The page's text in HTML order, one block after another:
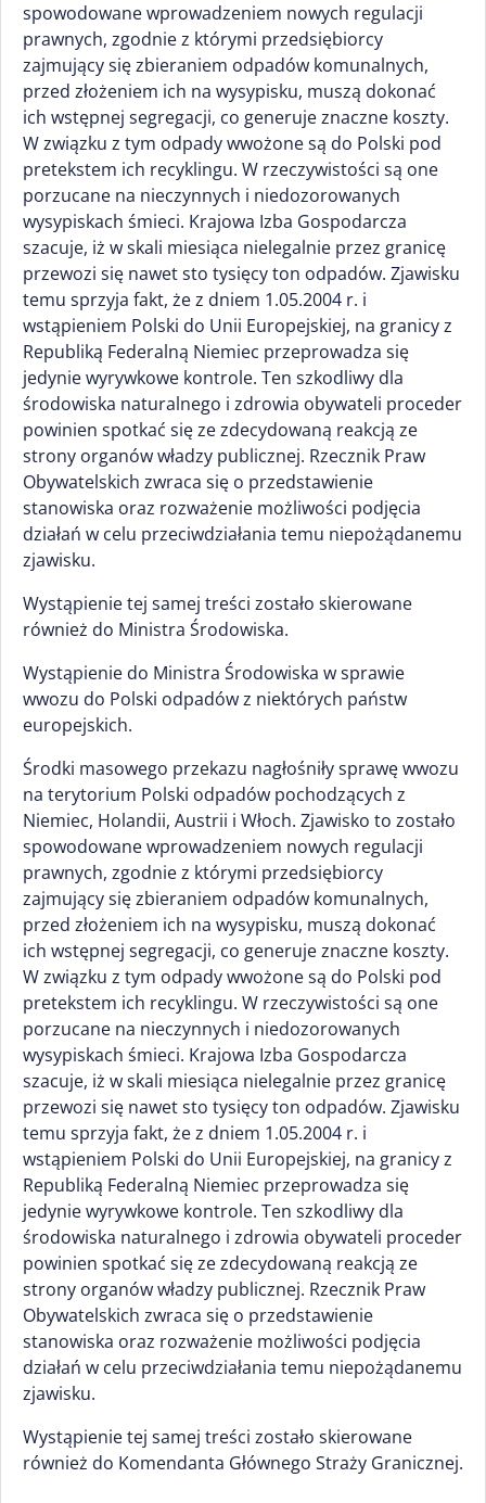
spowodowane wprowadzeniem nowych regulacji
prawnych, zgodnie z którymi przedsiębiorcy
zajmujący się zbieraniem odpadów komunalnych,
przed złożeniem ich na wysypisku, muszą dokonać
ich wstępnej segregacji, co generuje znaczne koszty.
W związku z tym odpady wwożone są do Polski pod
pretekstem ich recyklingu. W rzeczywistości są one
porzucane na nieczynnych i niedozorowanych
wysypiskach śmieci. Krajowa Izba Gospodarcza
szacuje, iż w skali miesiąca nielegalnie przez granicę
przewozi się nawet sto tysięcy ton odpadów. Zjawisku
temu sprzyja fakt, że z dniem 1.05.2004 r. i
wstąpieniem Polski do Unii Europejskiej, na granicy z
Republiką Federalną Niemiec przeprowadza się
jedynie wyrywkowe kontrole. Ten szkodliwy dla
środowiska naturalnego i zdrowia obywateli proceder
powinien spotkać się ze zdecydowaną reakcją ze
strony organów władzy publicznej. Rzecznik Praw
Obywatelskich zwraca się o przedstawienie
stanowiska oraz rozważenie możliwości podjęcia
działań w celu przeciwdziałania temu niepożądanemu
zjawisku.
Wystąpienie tej samej treści zostało skierowane
również do Ministra Środowiska.
Wystąpienie do Ministra Środowiska w sprawie
wwozu do Polski odpadów z niektórych państw
europejskich.
Środki masowego przekazu nagłośniły sprawę wwozu
na terytorium Polski odpadów pochodzących z
Niemiec, Holandii, Austrii i Włoch. Zjawisko to zostało
spowodowane wprowadzeniem nowych regulacji
prawnych, zgodnie z którymi przedsiębiorcy
zajmujący się zbieraniem odpadów komunalnych,
przed złożeniem ich na wysypisku, muszą dokonać
ich wstępnej segregacji, co generuje znaczne koszty.
W związku z tym odpady wwożone są do Polski pod
pretekstem ich recyklingu. W rzeczywistości są one
porzucane na nieczynnych i niedozorowanych
wysypiskach śmieci. Krajowa Izba Gospodarcza
szacuje, iż w skali miesiąca nielegalnie przez granicę
przewozi się nawet sto tysięcy ton odpadów. Zjawisku
temu sprzyja fakt, że z dniem 1.05.2004 r. i
wstąpieniem Polski do Unii Europejskiej, na granicy z
Republiką Federalną Niemiec przeprowadza się
jedynie wyrywkowe kontrole. Ten szkodliwy dla
środowiska naturalnego i zdrowia obywateli proceder
powinien spotkać się ze zdecydowaną reakcją ze
strony organów władzy publicznej. Rzecznik Praw
Obywatelskich zwraca się o przedstawienie
stanowiska oraz rozważenie możliwości podjęcia
działań w celu przeciwdziałania temu niepożądanemu
zjawisku.
Wystąpienie tej samej treści zostało skierowane
również do Komendanta Głównego Straży Granicznej.